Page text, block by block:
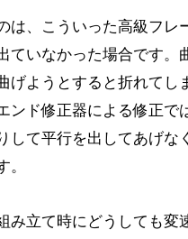
は、こういった高級フレ
ていなかった場合です。
げようとすると折れてし
ンド修正器による修正で
して平行を出してあげな
。
み立て時にどうしても変